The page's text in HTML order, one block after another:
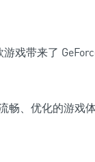
游戏带来了
畅、优化的游戏